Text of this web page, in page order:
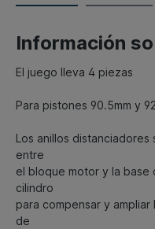
Información
El juego lleva 4 piezas
Para pistones 90.5mm y
Los anillos distanciadores
entre
el bloque motor y la base
cilindro
para compensar y ampliar
de